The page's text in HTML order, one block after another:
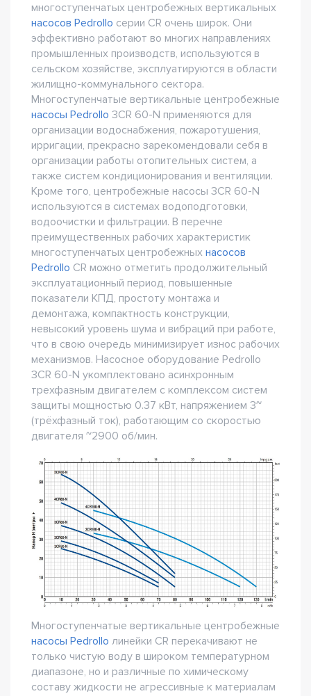
многоступенчатых центробежных вертикальных
насосов Pedrollo серии CR очень широк. Они
эффективно работают во многих направлениях
промышленных производств, используются в
сельском хозяйстве, эксплуатируются в области
жилищно-коммунального сектора.
Многоступенчатые вертикальные центробежные
насосы Pedrollo 3CR 60-N применяются для
организации водоснабжения, пожаротушения,
ирригации, прекрасно зарекомендовали себя в
организации работы отопительных систем, а
также систем кондиционирования и вентиляции.
Кроме того, центробежные насосы 3CR 60-N
используются в системах водоподготовки,
водоочистки и фильтрации. В перечне
преимущественных рабочих характеристик
многоступенчатых центробежных насосов
Pedrollo CR можно отметить продолжительный
эксплуатационный период, повышенные
показатели КПД, простоту монтажа и
демонтажа, компактность конструкции,
невысокий уровень шума и вибраций при работе,
что в свою очередь минимизирует износ рабочих
механизмов. Насосное оборудование Pedrollo
3CR 60-N укомплектовано асинхронным
трехфазным двигателем с комплексом систем
защиты мощностью 0.37 кВт, напряжением 3~
(трёхфазный ток), работающим со скоростью
двигателя ~2900 об/мин.
Многоступенчатые вертикальные центробежные
насосы Pedrollo линейки CR перекачивают не
только чистую воду в широком температурном
диапазоне, но и различные по химическому
составу жидкости не агрессивные к материалам